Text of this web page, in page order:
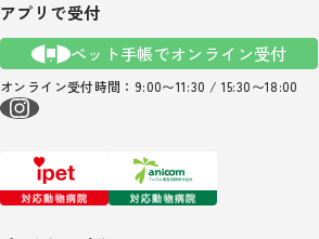
アプリで受付
ペット手帳でオンライン受付
オンライン受付時間：9:00〜11:30 / 15:30〜18:00